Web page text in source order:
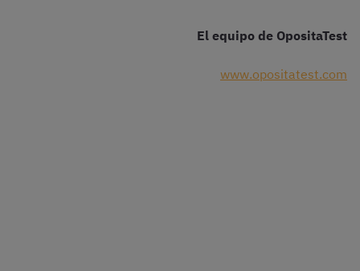
El equipo de OpositaTest
www.opositatest.com